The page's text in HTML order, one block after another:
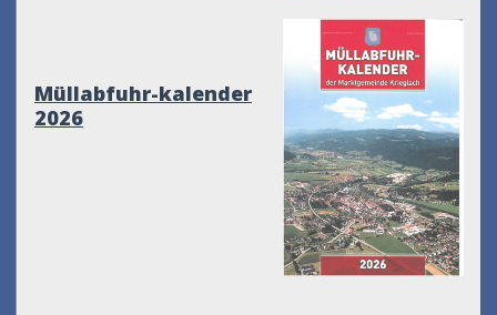
Müllabfuhr-kalender
2026